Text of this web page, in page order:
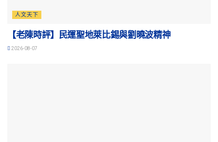
人文天下
【老陳時評】民運聖地萊比錫與劉曉波精神
2026-08-07